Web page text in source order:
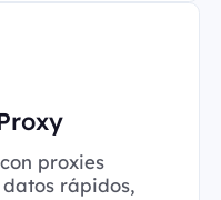
proxies
rápidos,